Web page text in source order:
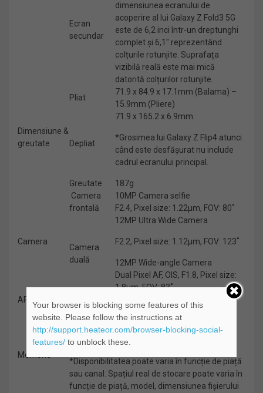
Ecran
secundar
dimensiunea ecranului de
acoperire al lui Galaxy Z Fold3 5G
este de 6,2 inci într-un dreptunghi
complet și 6,1″ reprezentând
colțurile rotunjite. Suprafața
vizibilă reală este mai mică
datorită colțurilor rotunjite.
Dimensiune &
greutate
Pliat
71.9 x 84.9 x 17.1mm (Balama) –
15.9mm (Pliere)
Depliat
71.9 x 165.2 x 6.9mm
*Grosimea lui Galaxy Z Flip4 atunci
când este desfășurat nu include
cadrul ecranului principal.
Greutate 187g
Camera
Camera
frontală
10MP Camera selfie
F2.4, Pixel size: 1.22μm, FOV: 80˚
Camera
duală
12MP Ultra Wide Camera
F2.2, Pixel size: 1.12μm, FOV: 123˚
12MP Wide-angle Camera
Dual Pixel AF, OIS, F1.8, Pixel size:
1.8μm, FOV: 83˚
AP
Memorie
8GB RAM cu 512GB stocare internă
8GB RAM cu 128GB stocare internă
*Disponibilitatea poate varia în funcție de piață
sau canal. Spațiul real de stocare poate varia în
funcție de piață, model, dimensiunea fișierului
Your browser is blocking some features of this
website. Please follow the instructions at
http://support.heateor.com/browser-blocking-social-
features/to unblock these.